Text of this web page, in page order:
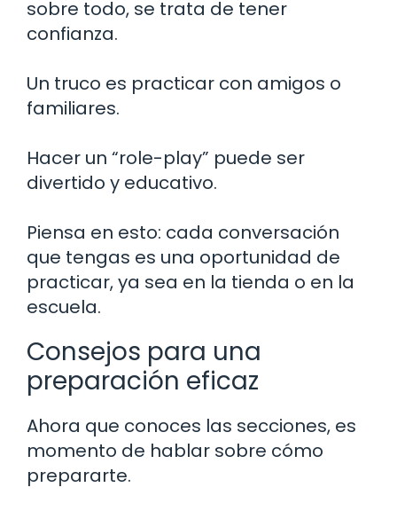
sobre todo, se trata de tener
confianza.
Un truco es practicar con amigos o
familiares.
Hacer un “role-play” puede ser
divertido y educativo.
Piensa en esto: cada conversación
que tengas es una oportunidad de
practicar, ya sea en la tienda o en la
escuela.
Consejos para una
preparación eficaz
Ahora que conoces las secciones, es
momento de hablar sobre cómo
prepararte.